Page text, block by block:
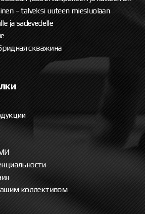
– talveksi uuteen miesluolaan
ja sadevedelle
скважина
коллективом